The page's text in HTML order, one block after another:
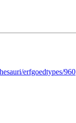
erfgoedtypes/960